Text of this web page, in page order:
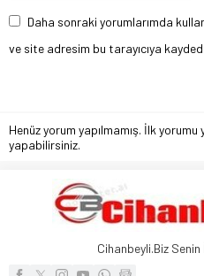
Daha sonraki yorumlarımda
ve site adresim bu tarayıcıya
Henüz yorum yapılmamış. İlk yorumu
yapabilirsiniz.
Cihanbeyli.Biz